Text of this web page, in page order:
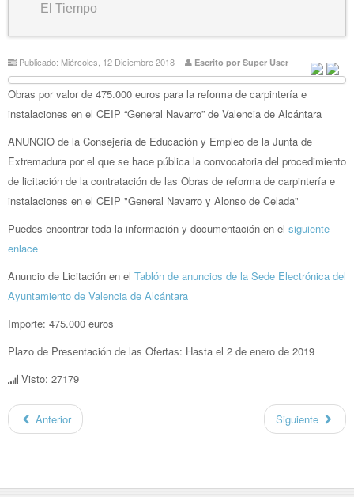
El Tiempo
Publicado: Miércoles, 12 Diciembre 2018 Escrito por Super User
Obras por valor de 475.000 euros para la reforma de carpintería e
instalaciones en el CEIP “General Navarro” de Valencia de Alcántara
ANUNCIO de la Consejería de Educación y Empleo de la Junta de
Extremadura por el que se hace pública la convocatoria del procedimiento
de licitación de la contratación de las Obras de reforma de carpintería e
instalaciones en el CEIP "General Navarro y Alonso de Celada"
Puedes encontrar toda la información y documentación en el siguiente
enlace
Anuncio de Licitación en el Tablón de anuncios de la Sede Electrónica del
Ayuntamiento de Valencia de Alcántara
Importe: 475.000 euros
Plazo de Presentación de las Ofertas: Hasta el 2 de enero de 2019
Visto: 27179
Anterior Siguiente